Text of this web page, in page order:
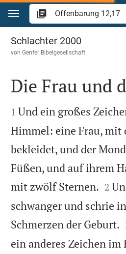
Zum Inhalt springen
Offenbarung 12
Schlachter 2000
vonGenfer Bibelgesellschaft

Die Frau und

1 Und ein großes
Himmel: eine Frau, mit
bekleidet, und der
Füßen, und auf ihrem
mit zwölf Sternen. 

2
schwanger und schrie
Schmerzen der Geburt.
ein anderes Zeichen